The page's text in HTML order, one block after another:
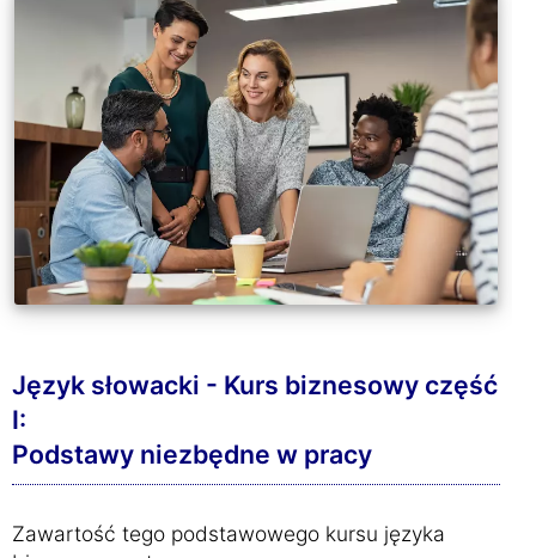
Język słowacki - Kurs biznesowy część
I:
Podstawy niezbędne w pracy
Zawartość tego podstawowego kursu języka